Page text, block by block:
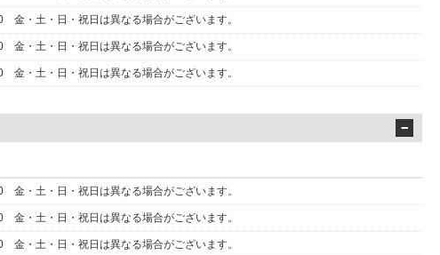
金・土・日・祝日は異なる場合がございます。
金・土・日・祝日は異なる場合がございます。
金・土・日・祝日は異なる場合がございます。
金・土・日・祝日は異なる場合がございます。
金・土・日・祝日は異なる場合がございます。
金・土・日・祝日は異なる場合がございます。